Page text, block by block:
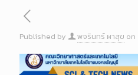
Published by พจรินทร์ ผาสุข on